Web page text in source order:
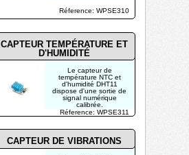
Réference: WPSE310
Réference: WPSE311
CAPTEUR TEMPÉRATURE ET
D'HUMIDITÉ
mm
Le capteur de
température NTC et
d'humidité DHT11
dispose d'une sortie de
signal numérique
calibrée.
CAPTEUR DE VIBRATIONS